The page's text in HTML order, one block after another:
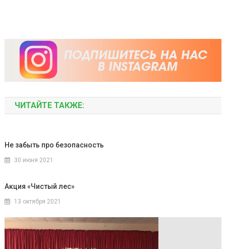
ЧИТАЙТЕ ТАКЖЕ:
Не забыть про безопасность
30 июня 2021
Акция «Чистый лес»
13 октября 2021